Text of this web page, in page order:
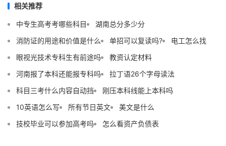
相关推荐
中专生高考考哪些科目
湖南总分多少分
消防证的用途和价值是什么
单招可以复读吗?
电工怎么找
眼视光技术专科生有前途吗
教资认定材料
河南报了本科还能报专科吗
拉丁语26个字母读法
科目三考什么内容自动挡
刚压本科线能上本科吗
10英语怎么写
所有节日英文
美文是什么
技校毕业可以参加高考吗
怎么看资产负债表